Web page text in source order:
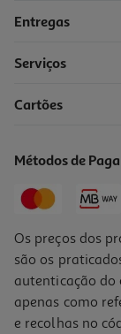
Entregas
Serviços
Cartões
Métodos de
Os preços dos
são os
autenticação do
apenas como
e recolhas no